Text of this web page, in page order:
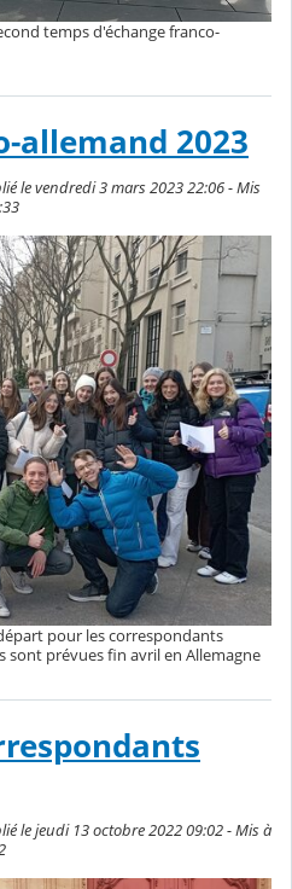
temps d'échange franco-
allemand 2023
le vendredi 3 mars 2023 22:06 - Mis
pour les correspondants
sont prévues fin avril en Allemagne
le jeudi 13 octobre 2022 09:02 - Mis à